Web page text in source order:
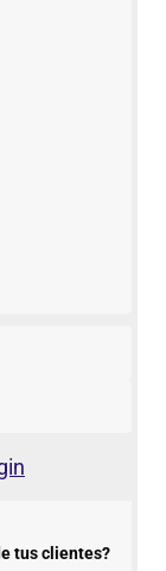
tus clientes?